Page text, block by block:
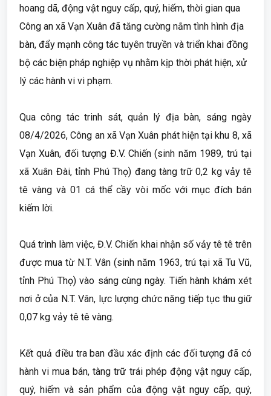
hoang dã, động vật nguy cấp, quý, hiếm, thời gian qua
Công an xã Vạn Xuân đã tăng cường nắm tình hình địa
bàn, đẩy mạnh công tác tuyên truyền và triển khai đồng
bộ các biện pháp nghiệp vụ nhằm kịp thời phát hiện, xử
lý các hành vi vi phạm.
Qua công tác trinh sát, quản lý địa bàn, sáng ngày
08/4/2026, Công an xã Vạn Xuân phát hiện tại khu 8, xã
Vạn Xuân, đối tượng Đ.V. Chiến (sinh năm 1989, trú tại
xã Xuân Đài, tỉnh Phú Thọ) đang tàng trữ 0,2 kg vảy tê
tê vàng và 01 cá thể cầy vòi mốc với mục đích bán
kiếm lời.
Quá trình làm việc, Đ.V. Chiến khai nhận số vảy tê tê trên
được mua từ N.T. Vân (sinh năm 1963, trú tại xã Tu Vũ,
tỉnh Phú Thọ) vào sáng cùng ngày. Tiến hành khám xét
nơi ở của N.T. Vân, lực lượng chức năng tiếp tục thu giữ
0,07 kg vảy tê tê vàng.
Kết quả điều tra ban đầu xác định các đối tượng đã có
hành vi mua bán, tàng trữ trái phép động vật nguy cấp,
quý, hiếm và sản phẩm của động vật nguy cấp, quý,